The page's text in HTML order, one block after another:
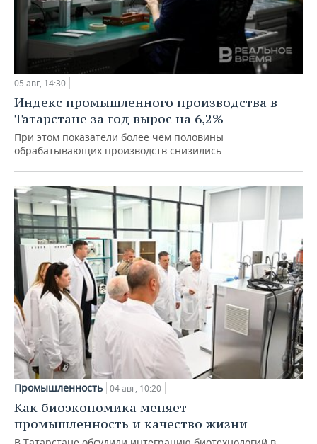
05 авг, 14:30
Индекс промышленного производства в
Татарстане за год вырос на 6,2%
При этом показатели более чем половины
обрабатывающих производств снизились
Промышленность 04 авг, 10:20
Как биоэкономика меняет
промышленность и качество жизни